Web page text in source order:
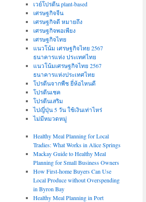
เวย์โปรตีน plant-based
เศรษฐกิจจีน
เศรษฐกิจดี หมายถึง
เศรษฐกิจพอเพียง
เศรษฐกิจไทย
แนวโน้ม เศรษฐกิจไทย 2567
ธนาคารแห่ง ประเทศไทย
แนวโน้มเศรษฐกิจไทย 2567
ธนาคารแห่งประเทศไทย
โปรตีนจากพืช ยี่ห้อไหนดี
โปรตีนเชค
โปรตีนเสริม
ไปญี่ปุ่น 5 วัน ใช้เงินเท่าไหร่
ไม่มีหมวดหมู่
Healthy Meal Planning for Local
Tradies: What Works in Alice Springs
Mackay Guide to Healthy Meal
Planning for Small Business Owners
How First-home Buyers Can Use
Local Produce without Overspending
in Byron Bay
Healthy Meal Planning in Port